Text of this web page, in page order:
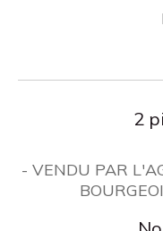
2
- VENDU PAR